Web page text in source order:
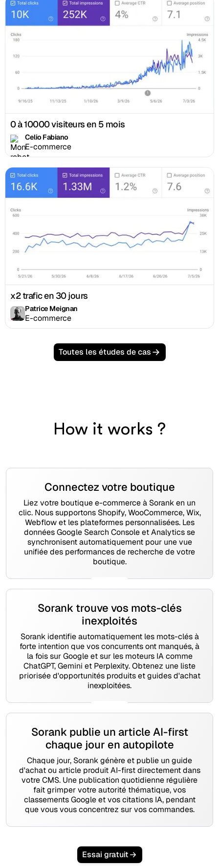
0 à 10000 visiteurs en 5 mois
Celio Fabiano
E-commerce
x2 trafic en 30 jours
Patrice Meignan
E-commerce
Toutes les études de cas
How it works ?
Connectez votre boutique
Liez votre boutique e-commerce à Sorank en un
clic. Nous supportons Shopify, WooCommerce, Wix,
Webflow et les plateformes personnalisées. Les
données Google Search Console et Analytics se
synchronisent automatiquement pour une vue
unifiée des performances de recherche de votre
boutique.
Sorank trouve vos mots-clés
inexploités
Sorank identifie automatiquement les mots-clés à
forte intention que vos concurrents ont manqués, à
la fois sur Google et sur les moteurs IA comme
ChatGPT, Gemini et Perplexity. Obtenez une liste
priorisée d'opportunités produits et guides d'achat
inexploitées.
Sorank publie un article AI-first
chaque jour en autopilote
Chaque jour, Sorank génère et publie un guide
d'achat ou article produit AI-first directement dans
votre CMS. Une publication quotidienne régulière
fait grimper votre autorité thématique, vos
classements Google et vos citations IA, pendant
que vous vous concentrez sur vos commandes.
Essai gratuit